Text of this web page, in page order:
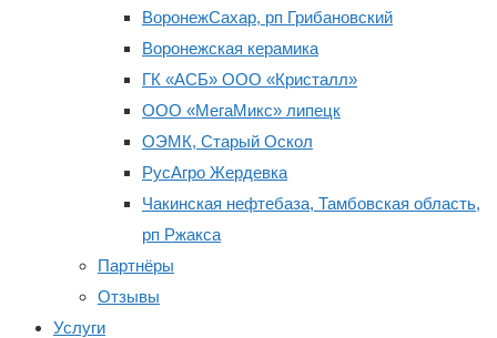
ВоронежСахар, рп Грибановский
Воронежская керамика
ГК «АСБ» ООО «Кристалл»
ООО «МегаМикс» липецк
ОЭМК, Старый Оскол
РусАгро Жердевка
Чакинская нефтебаза, Тамбовская область,
рп Ржакса
Партнёры
Отзывы
Услуги